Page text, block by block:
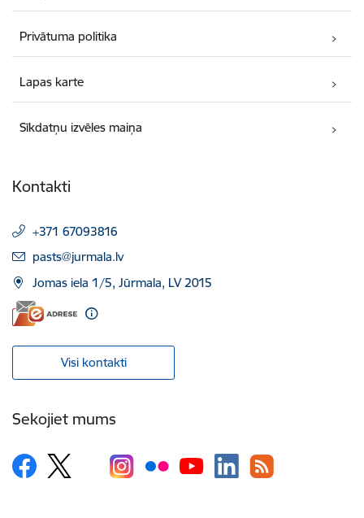
Privātuma politika
Lapas karte
Sīkdatņu izvēles maiņa
Kontakti
+371 67093816
E-pasts:
pasts@jurmala.lv
Jomas iela 1/5, Jūrmala, LV 2015
Visi kontakti
Sekojiet mums